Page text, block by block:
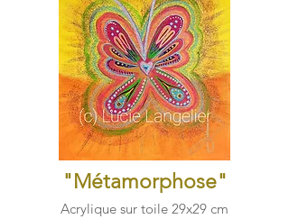
"Métamorphose"
Acrylique sur toile 29x29 cm